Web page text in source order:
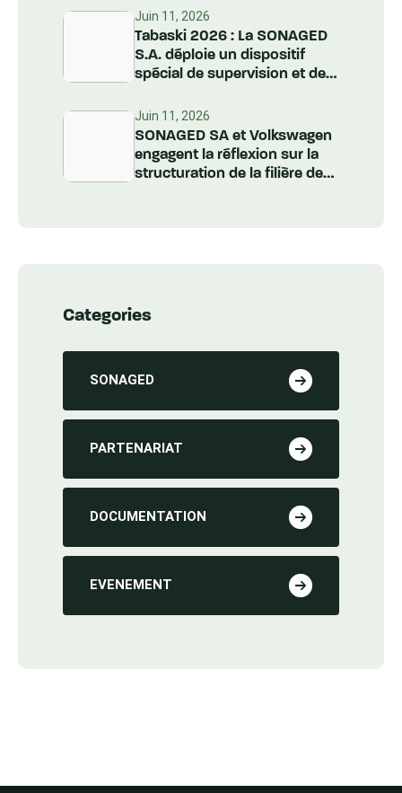
Juin 11, 2026
Tabaski 2026 : La SONAGED
S.A. déploie un dispositif
spécial de supervision et de
nationale
Juin 11, 2026
SONAGED SA et Volkswagen
engagent la réflexion sur la
structuration de la filière des
Categories
SONAGED
PARTENARIAT
DOCUMENTATION
EVENEMENT